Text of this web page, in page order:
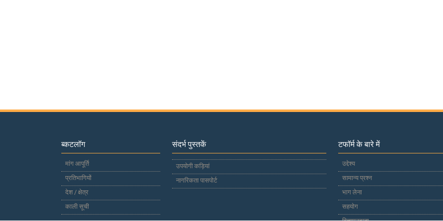
ब्कटलॉग
मांग आपूर्ति
प्रतिभागियों
देश / क्षेत्र
काली सूची
संदर्भ पुस्तकें
उपयोगी कड़ियां
नागरिकता पासपोर्ट
टफॉर्म के बारे में
उद्देश्य
सामान्य प्रश्न
भाग लेना
सहयोग